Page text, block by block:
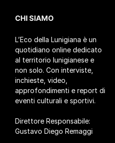
CHI SIAMO
L’Eco della Lunigiana è un
quotidiano online dedicato
al territorio lunigianese e
non solo. Con interviste,
inchieste, video,
approfondimenti e report di
eventi culturali e sportivi.
Direttore Responsabile:
Gustavo Diego Remaggi